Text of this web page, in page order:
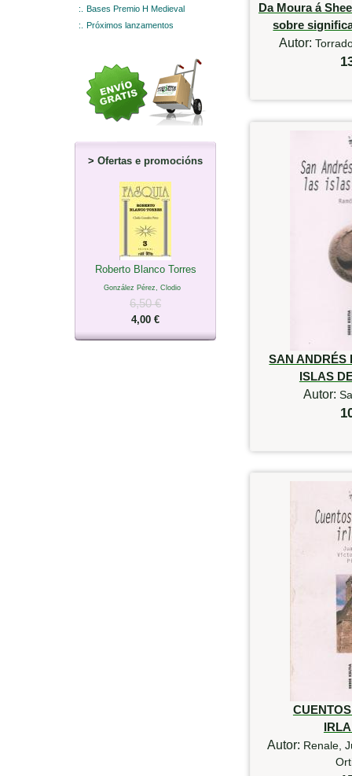
:.
Bases Premio H Medieval
:.
Próximos lanzamentos
> Ofertas e promocións
Roberto Blanco Torres
González Pérez, Clodio
6,50 €
4,00 €
Da Moura á
sobre
Autor:
SAN ANDRÉS
ISLAS
Autor:
Autor: Renale,